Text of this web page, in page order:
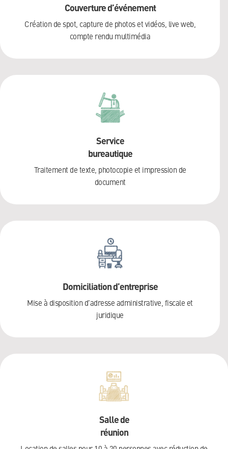
Couverture d’événement
Création de spot, capture de photos et vidéos, live web,
compte rendu multimédia
Service
bureautique
Traitement de texte, photocopie et impression de
document
Domiciliation d’entreprise
Mise à disposition d’adresse administrative, fiscale et
juridique
Salle de
réunion